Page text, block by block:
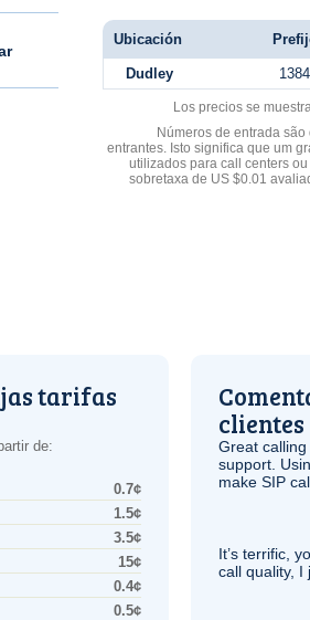
Ubicación
Dudley 1384
Los precios se
Números de entrada
entrantes. Isto significa que um
utilizados para call centers
sobretaxa de US $0.01
tarifas
de:
0.7¢
1.5¢
3.5¢
15¢
0.4¢
0.5¢
clientes
Great
support.
make SIP
It’s terrific,
call quality, I